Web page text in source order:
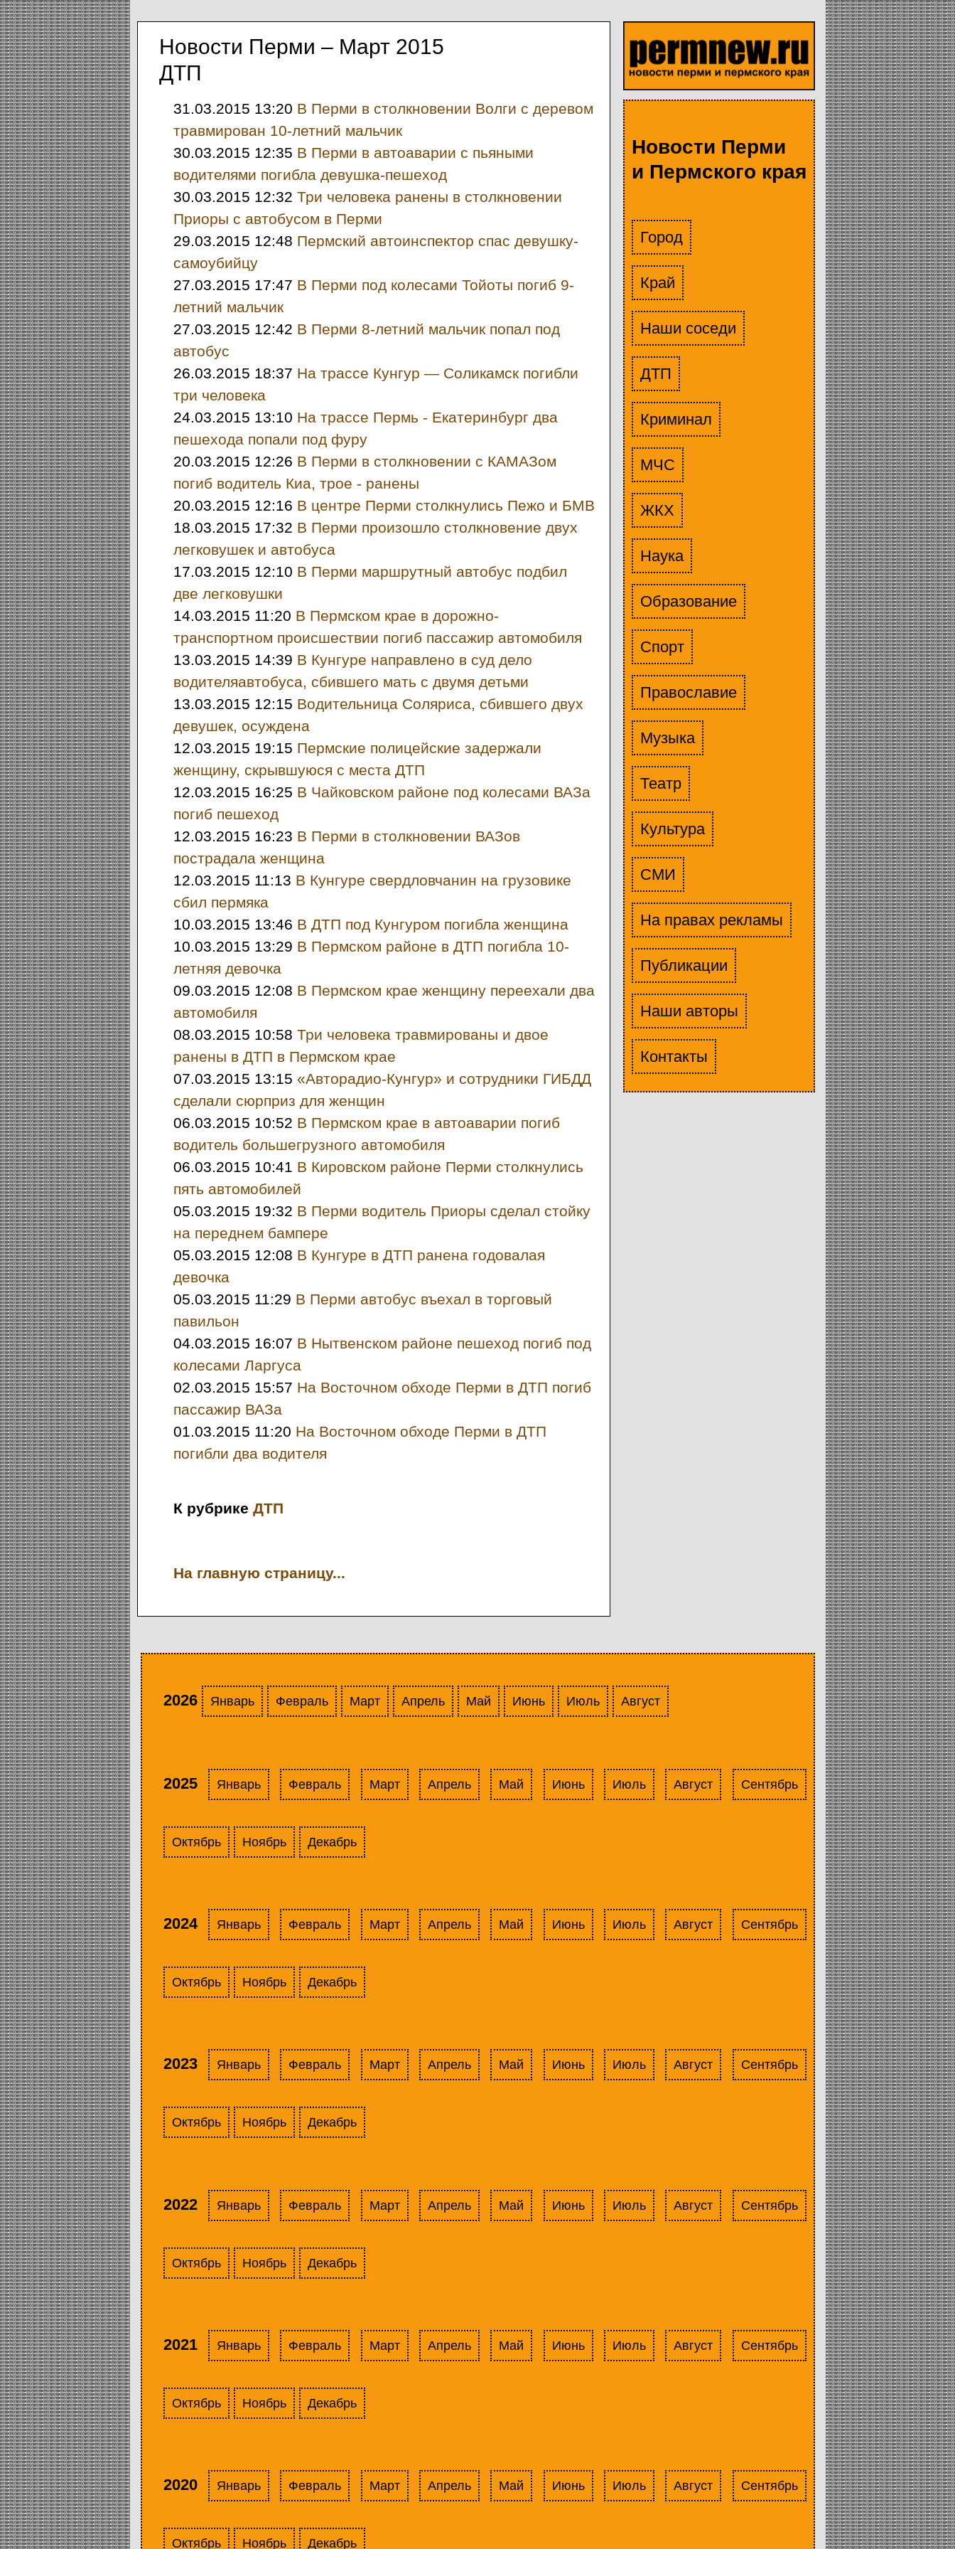
Новости Перми
и Пермского края
Город
Край
Наши соседи
ДТП
Криминал
МЧС
ЖКХ
Наука
Образование
Спорт
Православие
Музыка
Театр
Культура
СМИ
На правах рекламы
Публикации
Наши авторы
Контакты
Новости Перми – Март 2015
ДТП
31.03.2015 13:20 В Перми в столкновении Волги с деревом
травмирован 10-летний мальчик
30.03.2015 12:35 В Перми в автоаварии с пьяными
водителями погибла девушка-пешеход
30.03.2015 12:32 Три человека ранены в столкновении
Приоры с автобусом в Перми
29.03.2015 12:48 Пермский автоинспектор спас девушку-
самоубийцу
27.03.2015 17:47 В Перми под колесами Тойоты погиб 9-
летний мальчик
27.03.2015 12:42 В Перми 8-летний мальчик попал под
автобус
26.03.2015 18:37 На трассе Кунгур — Соликамск погибли
три человека
24.03.2015 13:10 На трассе Пермь - Екатеринбург два
пешехода попали под фуру
20.03.2015 12:26 В Перми в столкновении с КАМАЗом
погиб водитель Киа, трое - ранены
20.03.2015 12:16 В центре Перми столкнулись Пежо и БМВ
18.03.2015 17:32 В Перми произошло столкновение двух
легковушек и автобуса
17.03.2015 12:10 В Перми маршрутный автобус подбил
две легковушки
14.03.2015 11:20 В Пермском крае в дорожно-
транспортном происшествии погиб пассажир автомобиля
13.03.2015 14:39 В Кунгуре направлено в суд дело
водителяавтобуса, сбившего мать с двумя детьми
13.03.2015 12:15 Водительница Соляриса, сбившего двух
девушек, осуждена
12.03.2015 19:15 Пермские полицейские задержали
женщину, скрывшуюся с места ДТП
12.03.2015 16:25 В Чайковском районе под колесами ВАЗа
погиб пешеход
12.03.2015 16:23 В Перми в столкновении ВАЗов
пострадала женщина
12.03.2015 11:13 В Кунгуре свердловчанин на грузовике
сбил пермяка
10.03.2015 13:46 В ДТП под Кунгуром погибла женщина
10.03.2015 13:29 В Пермском районе в ДТП погибла 10-
летняя девочка
09.03.2015 12:08 В Пермском крае женщину переехали два
автомобиля
08.03.2015 10:58 Три человека травмированы и двое
ранены в ДТП в Пермском крае
07.03.2015 13:15 «Авторадио-Кунгур» и сотрудники ГИБДД
сделали сюрприз для женщин
06.03.2015 10:52 В Пермском крае в автоаварии погиб
водитель большегрузного автомобиля
06.03.2015 10:41 В Кировском районе Перми столкнулись
пять автомобилей
05.03.2015 19:32 В Перми водитель Приоры сделал стойку
на переднем бампере
05.03.2015 12:08 В Кунгуре в ДТП ранена годовалая
девочка
05.03.2015 11:29 В Перми автобус въехал в торговый
павильон
04.03.2015 16:07 В Нытвенском районе пешеход погиб под
колесами Ларгуса
02.03.2015 15:57 На Восточном обходе Перми в ДТП погиб
пассажир ВАЗа
01.03.2015 11:20 На Восточном обходе Перми в ДТП
погибли два водителя
К рубрике ДТП
На главную страницу...
2026 Январь Февраль Март Апрель Май Июнь Июль Август
2025 Январь Февраль Март Апрель Май Июнь Июль Август Сентябрь
Октябрь Ноябрь Декабрь
2024 Январь Февраль Март Апрель Май Июнь Июль Август Сентябрь
Октябрь Ноябрь Декабрь
2023 Январь Февраль Март Апрель Май Июнь Июль Август Сентябрь
Октябрь Ноябрь Декабрь
2022 Январь Февраль Март Апрель Май Июнь Июль Август Сентябрь
Октябрь Ноябрь Декабрь
2021 Январь Февраль Март Апрель Май Июнь Июль Август Сентябрь
Октябрь Ноябрь Декабрь
2020 Январь Февраль Март Апрель Май Июнь Июль Август Сентябрь
Октябрь Ноябрь Декабрь